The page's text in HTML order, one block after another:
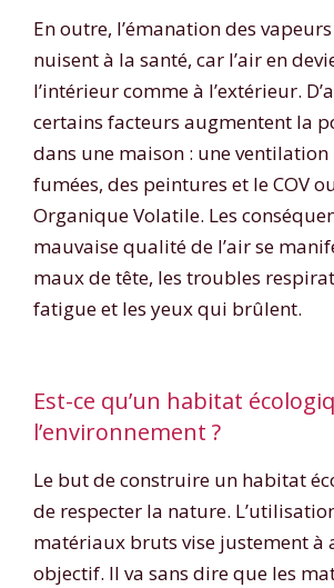
En outre, l’émanation des
nuisent à la santé, car l’air en
l’intérieur comme à l’extérieur.
certains facteurs augmentent la
dans une maison : une
fumées, des peintures et le COV
Organique Volatile. Les
mauvaise qualité de l’air se
maux de tête, les troubles
fatigue et les yeux qui brûlent.
Est-ce qu’un habitat
l’environnement ?
Le but de construire un habitat
de respecter la nature.
matériaux bruts vise justement à
objectif. Il va sans dire que les